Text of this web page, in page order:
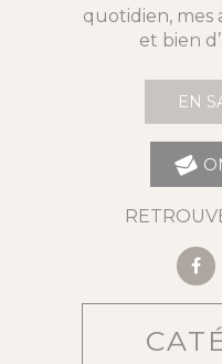
quotidien, mes
et bien
EN